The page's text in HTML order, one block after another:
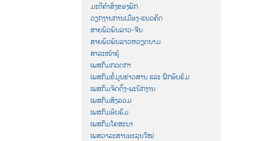
ມະຕິຄຳສັ່ງຂອງພັກ
ວຽກງານການເມືອງ-ແນວຄິດ
ສາຍພົວພັນລາວ-ຈີນ
ສາຍພົວພັນລາວຫວຽດນາມ
ສາລະໜ້າຮູ້
ເພສກົມກວດກາ
ເພສກົມຂໍ້ມູນຂ່າວສານ ແລະ ຝຶກອົບຮົມ
ເພສກົມຈັດຕັ້ງ-ພະນັກງານ
ເພສກົມສັງລວມ
ເພສກົມອົບຮົມ
ເພສກົມໂຄສະນາ
ເພສວາລະສານອະລຸນໃໝ່